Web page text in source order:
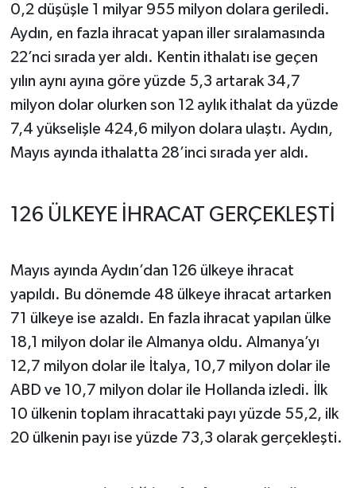
0,2 düşüşle 1 milyar 955 milyon dolara geriledi.
Aydın, en fazla ihracat yapan iller sıralamasında
22’nci sırada yer aldı. Kentin ithalatı ise geçen
yılın aynı ayına göre yüzde 5,3 artarak 34,7
milyon dolar olurken son 12 aylık ithalat da yüzde
7,4 yükselişle 424,6 milyon dolara ulaştı. Aydın,
Mayıs ayında ithalatta 28’inci sırada yer aldı.
126 ÜLKEYE İHRACAT GERÇEKLEŞTİ
Mayıs ayında Aydın’dan 126 ülkeye ihracat
yapıldı. Bu dönemde 48 ülkeye ihracat artarken
71 ülkeye ise azaldı. En fazla ihracat yapılan ülke
18,1 milyon dolar ile Almanya oldu. Almanya’yı
12,7 milyon dolar ile İtalya, 10,7 milyon dolar ile
ABD ve 10,7 milyon dolar ile Hollanda izledi. İlk
10 ülkenin toplam ihracattaki payı yüzde 55,2, ilk
20 ülkenin payı ise yüzde 73,3 olarak gerçekleşti.